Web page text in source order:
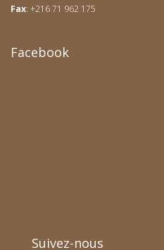
Fax: +216 71 962 175
Facebook
Suivez-nous